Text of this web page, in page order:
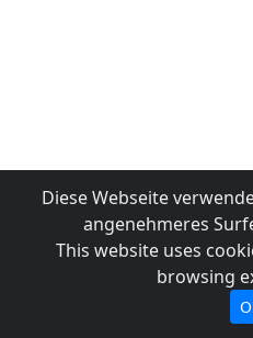
Diese Webseite
angenehmeres
This website uses
browsing